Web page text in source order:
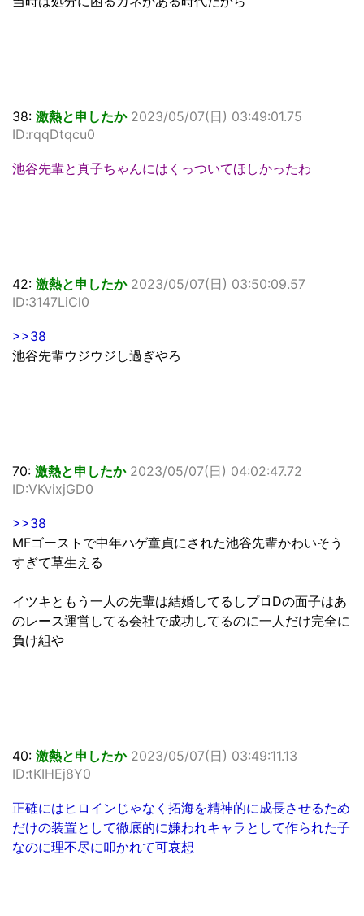
38: 激熱と申したか 2023/05/07(日) 03:49:01.75
ID:rqqDtqcu0
池谷先輩と真子ちゃんにはくっついてほしかったわ
42: 激熱と申したか 2023/05/07(日) 03:50:09.57
ID:3147LiCl0
>>38
池谷先輩ウジウジし過ぎやろ
70: 激熱と申したか 2023/05/07(日) 04:02:47.72
ID:VKvixjGD0
>>38
MFゴーストで中年ハゲ童貞にされた池谷先輩かわいそう
すぎて草生える
イツキともう一人の先輩は結婚してるしプロDの面子はあ
のレース運営してる会社で成功してるのに一人だけ完全に
負け組や
40: 激熱と申したか 2023/05/07(日) 03:49:11.13
ID:tKIHEj8Y0
正確にはヒロインじゃなく拓海を精神的に成長させるため
だけの装置として徹底的に嫌われキャラとして作られた子
なのに理不尽に叩かれて可哀想